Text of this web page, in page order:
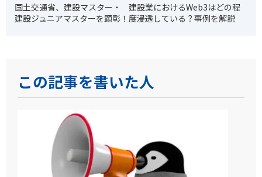
国土交通省、建設マスター・
建設ジュニアマスターを顕彰！
建設業におけるWeb3はどの程
度浸透している？事例を解説
この記事を書いた人